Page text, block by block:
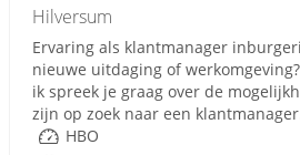
Hilversum
Ervaring als klantmanager
nieuwe uitdaging of
ik spreek je graag over de
zijn op zoek naar een
HBO